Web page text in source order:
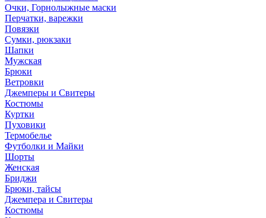
Очки, Горнолыжные маски
Перчатки, варежки
Повязки
Сумки, рюкзаки
Шапки
Мужская
Брюки
Ветровки
Джемперы и Свитеры
Костюмы
Куртки
Пуховики
Термобелье
Футболки и Майки
Шорты
Женская
Бриджи
Брюки, тайсы
Джемпера и Свитеры
Костюмы